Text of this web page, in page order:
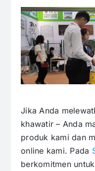
Jika Anda
khawatir – Anda
produk kami dan
online kami. Pada
berkomitmen